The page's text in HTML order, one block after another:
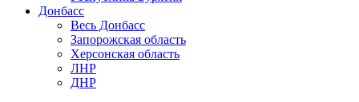
Донбасс
Весь Донбасс
Запорожская область
Херсонская область
ЛНР
ДНР